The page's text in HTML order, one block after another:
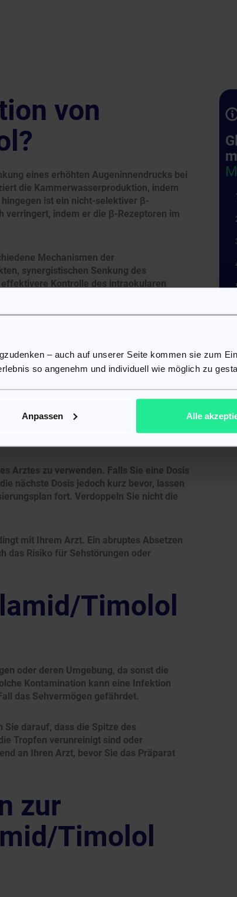
– auch auf unserer Seite kommen sie zum
so angenehm und individuell wie möglich zu
Anpassen Alle
von
eines erhöhten Augeninnendrucks bei
die Kammerwasserproduktion, indem
ist ein nicht-selektiver β-
verringert, indem er die β-Rezeptoren im
Mechanismen der
synergistischen Senkung des
Kontrolle des intraokularen
zugleich das Risiko
Timolol
einen Tropfen in jedes betroffene Auge
zwischen den einzelnen Anwendungen
Wirkung sicherzustellen.
Arztes zu verwenden. Falls Sie eine Dosis
nächste Dosis jedoch kurz bevor, lassen
fort. Verdoppeln Sie nicht die
mit Ihrem Arzt. Ein abruptes Absetzen
das Risiko für Sehstörungen oder
Timolol
oder deren Umgebung, da sonst die
Kontamination kann eine Infektion
das Sehvermögen gefährdet.
Sie darauf, dass die Spitze des
Tropfen verunreinigt sind oder
an Ihren Arzt, bevor Sie das Präparat
zur
Timolol